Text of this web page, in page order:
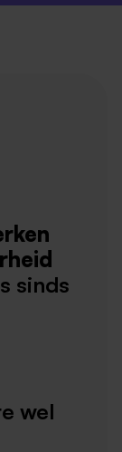
sinds
wel